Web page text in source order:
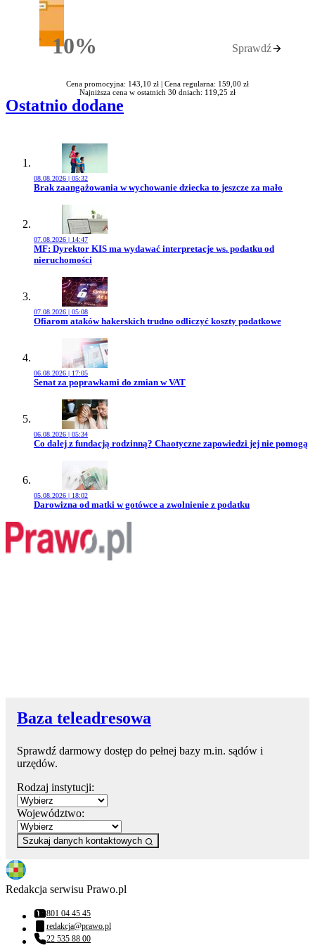
10%Rabatu Sprawdź
Cena promocyjna: 143,10 zł | Cena regularna: 159,00 zł
Najniższa cena w ostatnich 30 dniach: 119,25 zł
Ostatnio dodane
08.08.2026 | 05:32
Przejdź do artykułu:
Brak zaangażowania w wychowanie dziecka to jeszcze za mało
07.08.2026 | 14:47
Przejdź do artykułu:
MF: Dyrektor KIS ma wydawać interpretacje ws. podatku od
nieruchomości
07.08.2026 | 05:08
Przejdź do artykułu:
Ofiarom ataków hakerskich trudno odliczyć koszty podatkowe
06.08.2026 | 17:05
Przejdź do artykułu:
Senat za poprawkami do zmian w VAT
06.08.2026 | 05:34
Przejdź do artykułu:
Co dalej z fundacją rodzinną? Chaotyczne zapowiedzi jej nie pomogą
05.08.2026 | 18:02
Przejdź do artykułu:
Darowizna od matki w gotówce a zwolnienie z podatku
Baza teleadresowa
Sprawdź darmowy dostęp do pełnej bazy m.in. sądów i
urzędów.
Rodzaj instytucji:
Województwo:
Szukaj danych kontaktowych
Redakcja serwisu Prawo.pl
Numer telefonu:
801 04 45 45
Adres email:
redakcja@prawo.pl
Numer telefonu:
22 535 88 00